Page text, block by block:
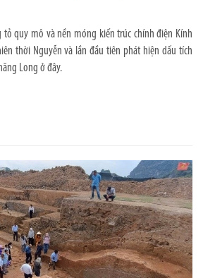
tỏ quy mô và nền móng kiến trúc chính điện Kính
thời Nguyễn và lần đầu tiên phát hiện dấu tích
Long ở đây.